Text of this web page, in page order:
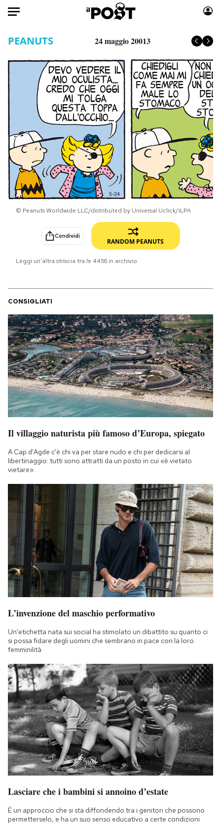
HOME
Italia
Mondo
Politica
Tecnologia
Internet
Scienza
Cultura
Economia
Sport
Moda
Libri
Consumismi
Storie/Idee
Ok Boomer!
Media
Europa
Altrecose
Mondiali calcio 2026
PODCAST
I MIEI PREFERITI
SHOP
CALENDARIO
AREA PERSONALE
Newsletter
Notifiche mobile
Regala il Post
Esci
PEANUTS 24 maggio 20013
© Peanuts Worldwide LLC/distributed by Universal Uclick/ILPA
Condividi
RANDOM PEANUTS
Leggi un'altra striscia tra le 4456 in archivio
CONSIGLIATI
Il villaggio naturista più famoso d’Europa, spiegato
A Cap d'Agde c'è chi va per stare nudo e chi per dedicarsi al
libertinaggio: tutti sono attratti da un posto in cui «è vietato
vietare»
L’invenzione del maschio performativo
Un'etichetta nata sui social ha stimolato un dibattito su quanto ci
si possa fidare degli uomini che sembrano in pace con la loro
femminilità
Lasciare che i bambini si annoino d’estate
È un approccio che si sta diffondendo tra i genitori che possono
permetterselo, e ha un suo senso educativo a certe condizioni